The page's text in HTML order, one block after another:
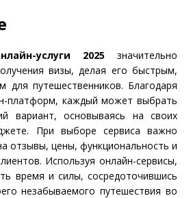
услуги 2025значительно
визы, делая его быстрым,
для путешественников. Благодаря
платформ, каждый может выбрать
вариант, основываясь на своих
При выборе сервиса важно
отзывы, цены, функциональность и
Используя онлайн-сервисы,
время и силы, сосредоточившись
незабываемого путешествия во